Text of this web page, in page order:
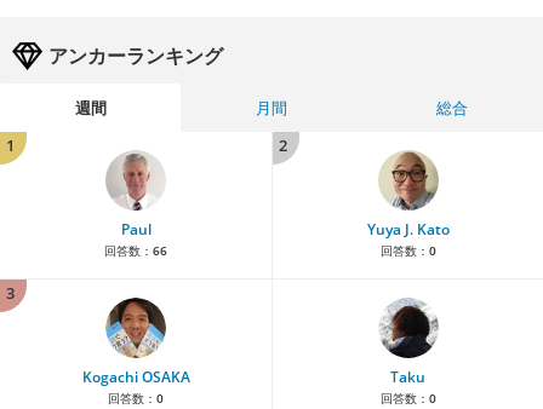
アンカーランキング
週間 月間
総合
1
Paul
回答数： 66
2
Yuya J. Kato
回答数： 0
3
Kogachi OSAKA
回答数： 0
Taku
回答数： 0